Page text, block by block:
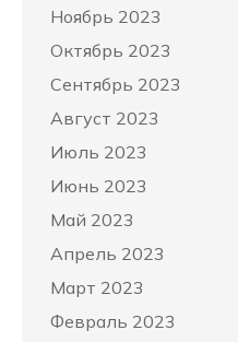
Ноябрь 2023
Октябрь 2023
Сентябрь 2023
Август 2023
Июль 2023
Июнь 2023
Май 2023
Апрель 2023
Март 2023
Февраль 2023